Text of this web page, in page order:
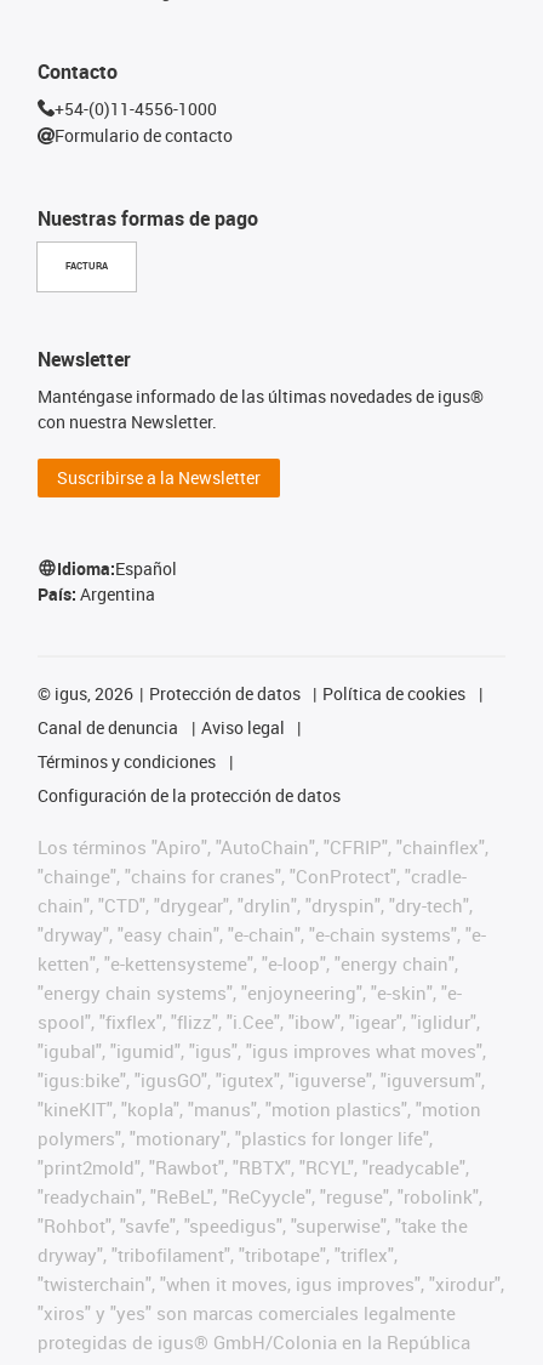
Nuestras formas de pago
FACTURA
Contacto
+54-(0)11-4556-1000
Formulario de contacto
Newsletter
Manténgase informado de las últimas novedades de igus®
con nuestra Newsletter.
Suscribirse a la Newsletter
Idioma:Español
País: Argentina
© igus, 2026 Protección de datos
Política de cookies
Canal de denuncia
Aviso legal
Términos y condiciones
Configuración de la protección de datos
Los términos "Apiro", "AutoChain", "CFRIP", "chainflex",
"chainge", "chains for cranes", "ConProtect", "cradle-
chain", "CTD", "drygear", "drylin", "dryspin", "dry-tech",
"dryway", "easy chain", "e-chain", "e-chain systems", "e-
ketten", "e-kettensysteme", "e-loop", "energy chain",
"energy chain systems", "enjoyneering", "e-skin", "e-
spool", "fixflex", "flizz", "i.Cee", "ibow", "igear", "iglidur",
"igubal", "igumid", "igus", "igus improves what moves",
"igus:bike", "igusGO", "igutex", "iguverse", "iguversum",
"kineKIT", "kopla", "manus", "motion plastics", "motion
polymers", "motionary", "plastics for longer life",
"print2mold", "Rawbot", "RBTX", "RCYL", "readycable",
"readychain", "ReBeL", "ReCyycle", "reguse", "robolink",
"Rohbot", "savfe", "speedigus", "superwise", "take the
dryway", "tribofilament", "tribotape", "triflex",
"twisterchain", "when it moves, igus improves", "xirodur",
"xiros" y "yes" son marcas comerciales legalmente
protegidas de igus® GmbH/Colonia en la República